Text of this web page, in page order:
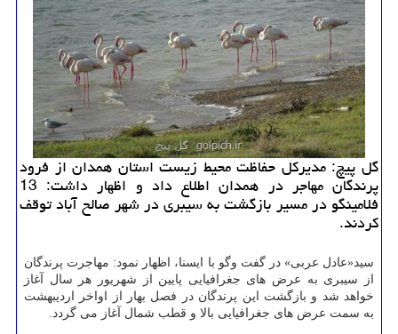
گل پیچ: مدیركل حفاظت محیط زیست استان همدان از فرود
پرندگان مهاجر در همدان اطلاع داد و اظهار داشت: 13
فلامینگو در مسیر بازگشت به سیبری در شهر صالح آباد توقف
كردند.
سید«عادل عربی» در گفت وگو با ایسنا، اظهار نمود: مهاجرت پرندگان
از سیبری به عرض های جغرافیایی پایین از شهریور هر سال آغاز
خواهد شد و بازگشت این پرندگان در فصل بهار از اواخر اردیبهشت
به سمت عرض های جغرافیایی بالا و قطب شمال آغاز می گردد.